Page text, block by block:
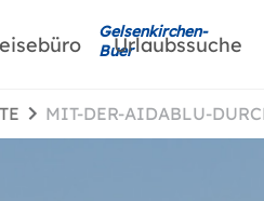
Gelsenkirchen-
Buer
Urlaubssuche
MIT-DER-AIDABLU-